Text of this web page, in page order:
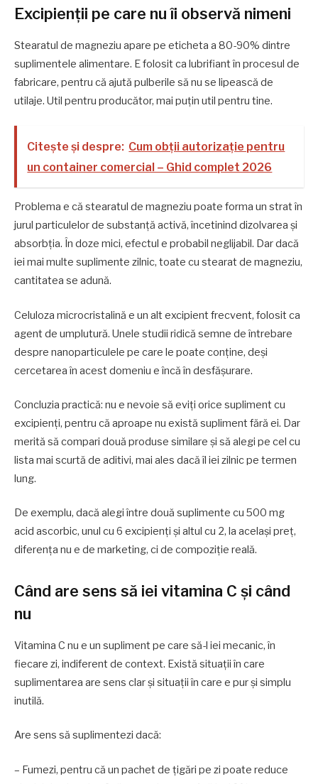
Excipienții pe care nu îi observă nimeni
Stearatul de magneziu apare pe eticheta a 80-90% dintre
suplimentele alimentare. E folosit ca lubrifiant în procesul de
fabricare, pentru că ajută pulberile să nu se lipească de
utilaje. Util pentru producător, mai puțin util pentru tine.
Citește și despre: Cum obții autorizație pentru
un container comercial – Ghid complet 2026
Problema e că stearatul de magneziu poate forma un strat în
jurul particulelor de substanță activă, încetinind dizolvarea și
absorbția. În doze mici, efectul e probabil neglijabil. Dar dacă
iei mai multe suplimente zilnic, toate cu stearat de magneziu,
cantitatea se adună.
Celuloza microcristalină e un alt excipient frecvent, folosit ca
agent de umplutură. Unele studii ridică semne de întrebare
despre nanoparticulele pe care le poate conține, deși
cercetarea în acest domeniu e încă în desfășurare.
Concluzia practică: nu e nevoie să eviți orice supliment cu
excipienți, pentru că aproape nu există supliment fără ei. Dar
merită să compari două produse similare și să alegi pe cel cu
lista mai scurtă de aditivi, mai ales dacă îl iei zilnic pe termen
lung.
De exemplu, dacă alegi între două suplimente cu 500 mg
acid ascorbic, unul cu 6 excipienți și altul cu 2, la același preț,
diferența nu e de marketing, ci de compoziție reală.
Când are sens să iei vitamina C și când
nu
Vitamina C nu e un supliment pe care să-l iei mecanic, în
fiecare zi, indiferent de context. Există situații în care
suplimentarea are sens clar și situații în care e pur și simplu
inutilă.
Are sens să suplimentezi dacă:
– Fumezi, pentru că un pachet de țigări pe zi poate reduce